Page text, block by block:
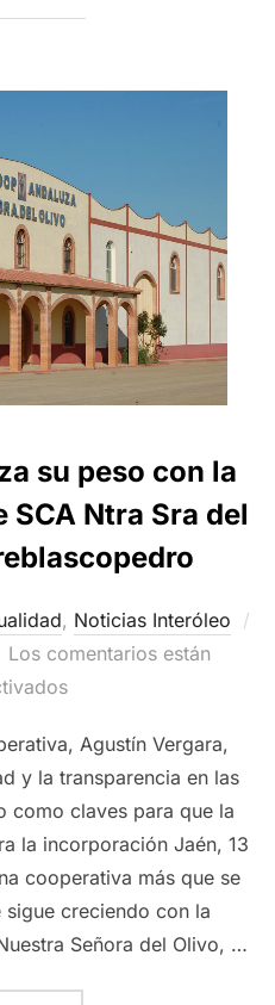
su peso con la
Ntra Sra del
, Noticias Interóleo
Los comentarios están
Agustín Vergara,
y la transparencia en las
como claves para que la
la incorporación Jaén, 13
cooperativa más que se
sigue creciendo con la
Señora del Olivo, …